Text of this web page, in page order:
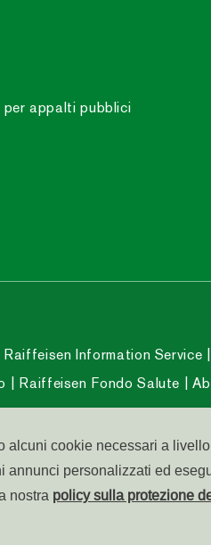
appalti pubblici
Information Service
Raiffeisen Fondo Salute
Accessibilità Colofone
cookie necessari a
personalizzati ed
nostra policy sulla protezione